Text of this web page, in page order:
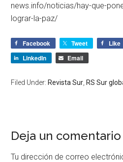
news.info/noticias/hay-que-
lograr-la-paz/
Facebook Tweet Like
LinkedIn
Email
Filed Under: Revista Sur RS Sur
Deja un comentario
Tu dirección de correo